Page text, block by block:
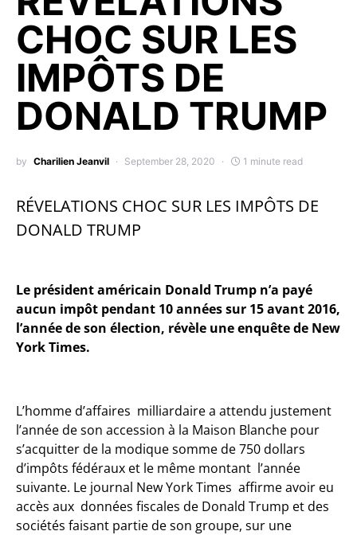
CHOC SUR LES
IMPÔTS DE
DONALD TRUMP
by Charilien Jeanvil September 28, 2020 1 minute read
RÉVELATIONS CHOC SUR LES IMPÔTS DE
DONALD TRUMP
Le président américain Donald Trump n’a payé
aucun impôt pendant 10 années sur 15 avant 2016,
l’année de son élection, révèle une enquête de New
York Times.
L’homme d’affaires milliardaire a attendu justement
l’année de son accession à la Maison Blanche pour
s’acquitter de la modique somme de 750 dollars
d’impôts fédéraux et le même montant l’année
suivante. Le journal New York Times affirme avoir eu
accès aux données fiscales de Donald Trump et des
sociétés faisant partie de son groupe, sur une